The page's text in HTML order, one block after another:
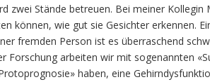
zwei Stände betreuen. Bei meiner
können, wie gut sie Gesichter erkennen.
fremden Person ist es überraschend
Forschung arbeiten wir mit sogenannten
haben, eine